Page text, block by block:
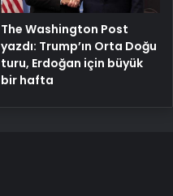
The Washington Post
yazdı: Trump’ın Orta Doğu
turu, Erdoğan için büyük
bir hafta